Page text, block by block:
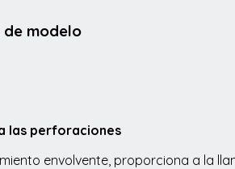
modelo
las perforaciones
envolvente, proporciona a la